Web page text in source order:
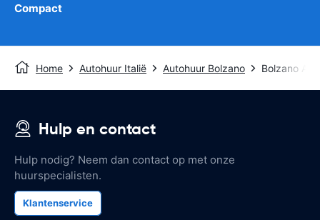
Compact
Home Autohuur Italië Autohuur Bolzano Bolzano
Hulp en contact
Hulp nodig? Neem dan contact op met onze
huurspecialisten.
Klantenservice